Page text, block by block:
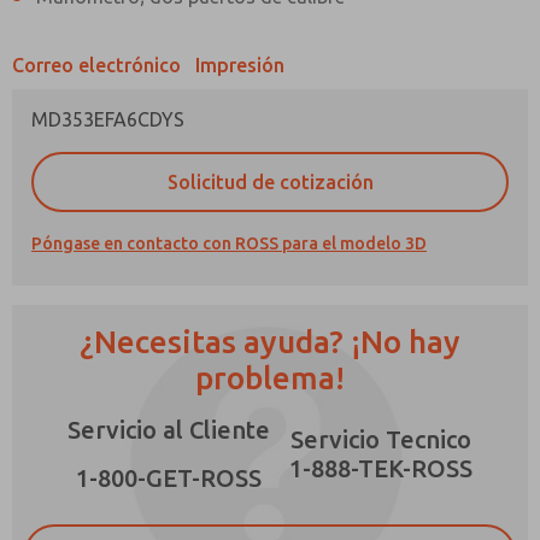
Correo electrónico Impresión
MD353EFA6CDYS
Solicitud de cotización
Póngase en contacto con ROSS para el modelo 3D
¿Necesitas ayuda? ¡No hay
problema!
Servicio al Cliente
1-800-GET-ROSS
Servicio Tecnico
1-888-TEK-ROSS
¿Método de Contacto Preferido?
Correo Electrónico
Teléfono
Envíenme actualizaciones periódicas sobre
*Sí, he leído la política de privacidad y acepto
que los datos que proporcione se recopilarán
y almacenarán electrónicamente. Mis datos se
destinados a procesar y responder a mi
solicitud. Al enviar el formulario de contacto,
acepto el procesamiento.
×